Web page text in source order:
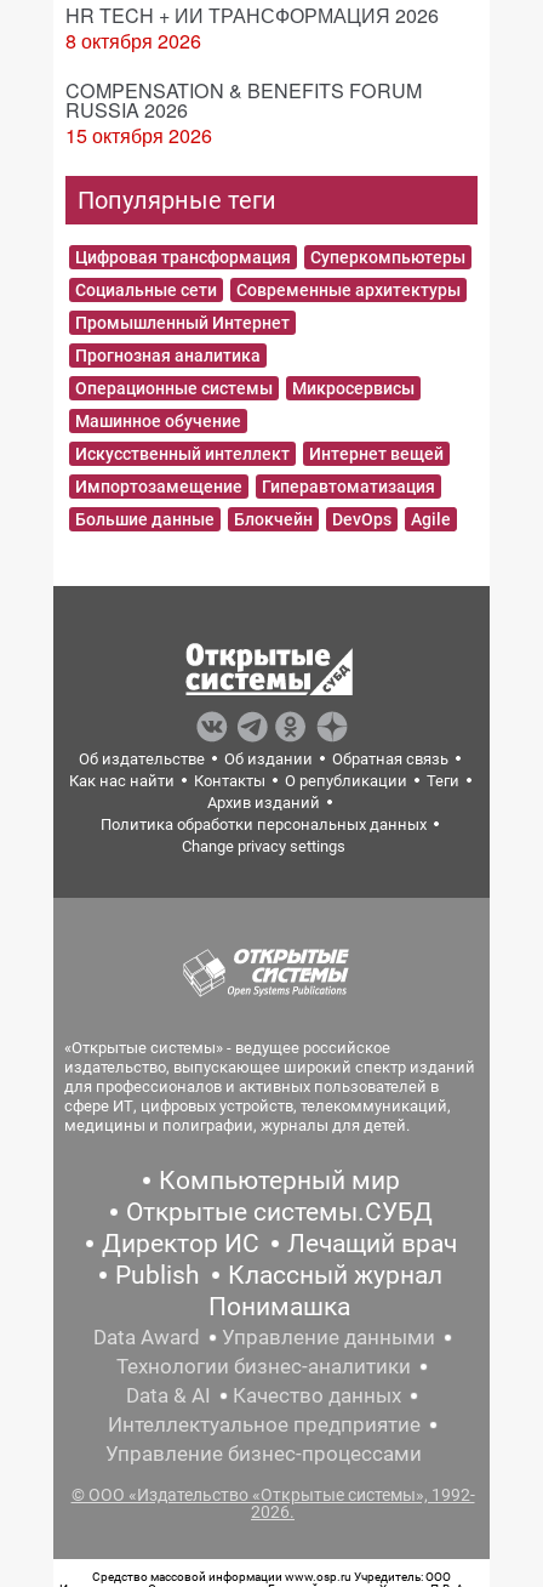
HR TECH + ИИ ТРАНСФОРМАЦИЯ 2026
8 октября 2026
COMPENSATION & BENEFITS FORUM
RUSSIA 2026
15 октября 2026
Популярные теги
Цифровая трансформация
Суперкомпьютеры
Социальные сети
Современные архитектуры
Промышленный Интернет
Прогнозная аналитика
Операционные системы
Микросервисы
Машинное обучение
Искусственный интеллект
Интернет вещей
Импортозамещение
Гиперавтоматизация
Большие данные
Блокчейн DevOps Agile
Об издательстве Об издании
Обратная связь
Как нас найти
Контакты О републикации
Теги
Архив изданий
Политика обработки персональных данных
Change privacy settings
«Открытые системы» - ведущее российское
издательство, выпускающее широкий спектр изданий
для профессионалов и активных пользователей в
сфере ИТ, цифровых устройств, телекоммуникаций,
медицины и полиграфии, журналы для детей.
Компьютерный мир
Открытые системы.СУБД
Директор ИС
Лечащий врач
Publish
Классный журнал
Понимашка
Data Award
Управление данными
Технологии бизнес-аналитики
Data & AI
Качество данных
Интеллектуальное предприятие
Управление бизнес-процессами
© ООО «Издательство «Открытые системы», 1992-
2026.
Средство массовой информации www.osp.ru Учредитель: ООО